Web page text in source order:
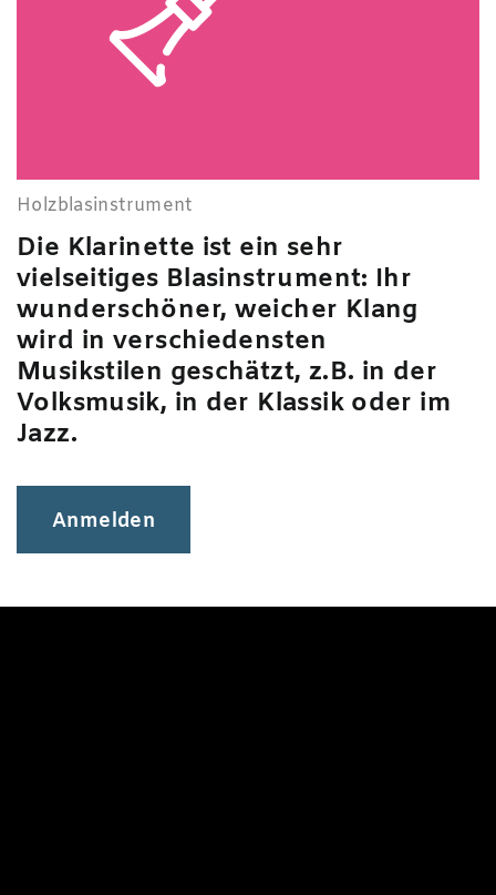
Holzblas­instrument
Die Klarinette ist ein sehr
vielseitiges Blasinstrument: Ihr
wunderschöner, weicher Klang
wird in verschiedensten
Musikstilen geschätzt, z.B. in der
Volksmusik, in der Klassik oder im
Jazz.
Anmelden